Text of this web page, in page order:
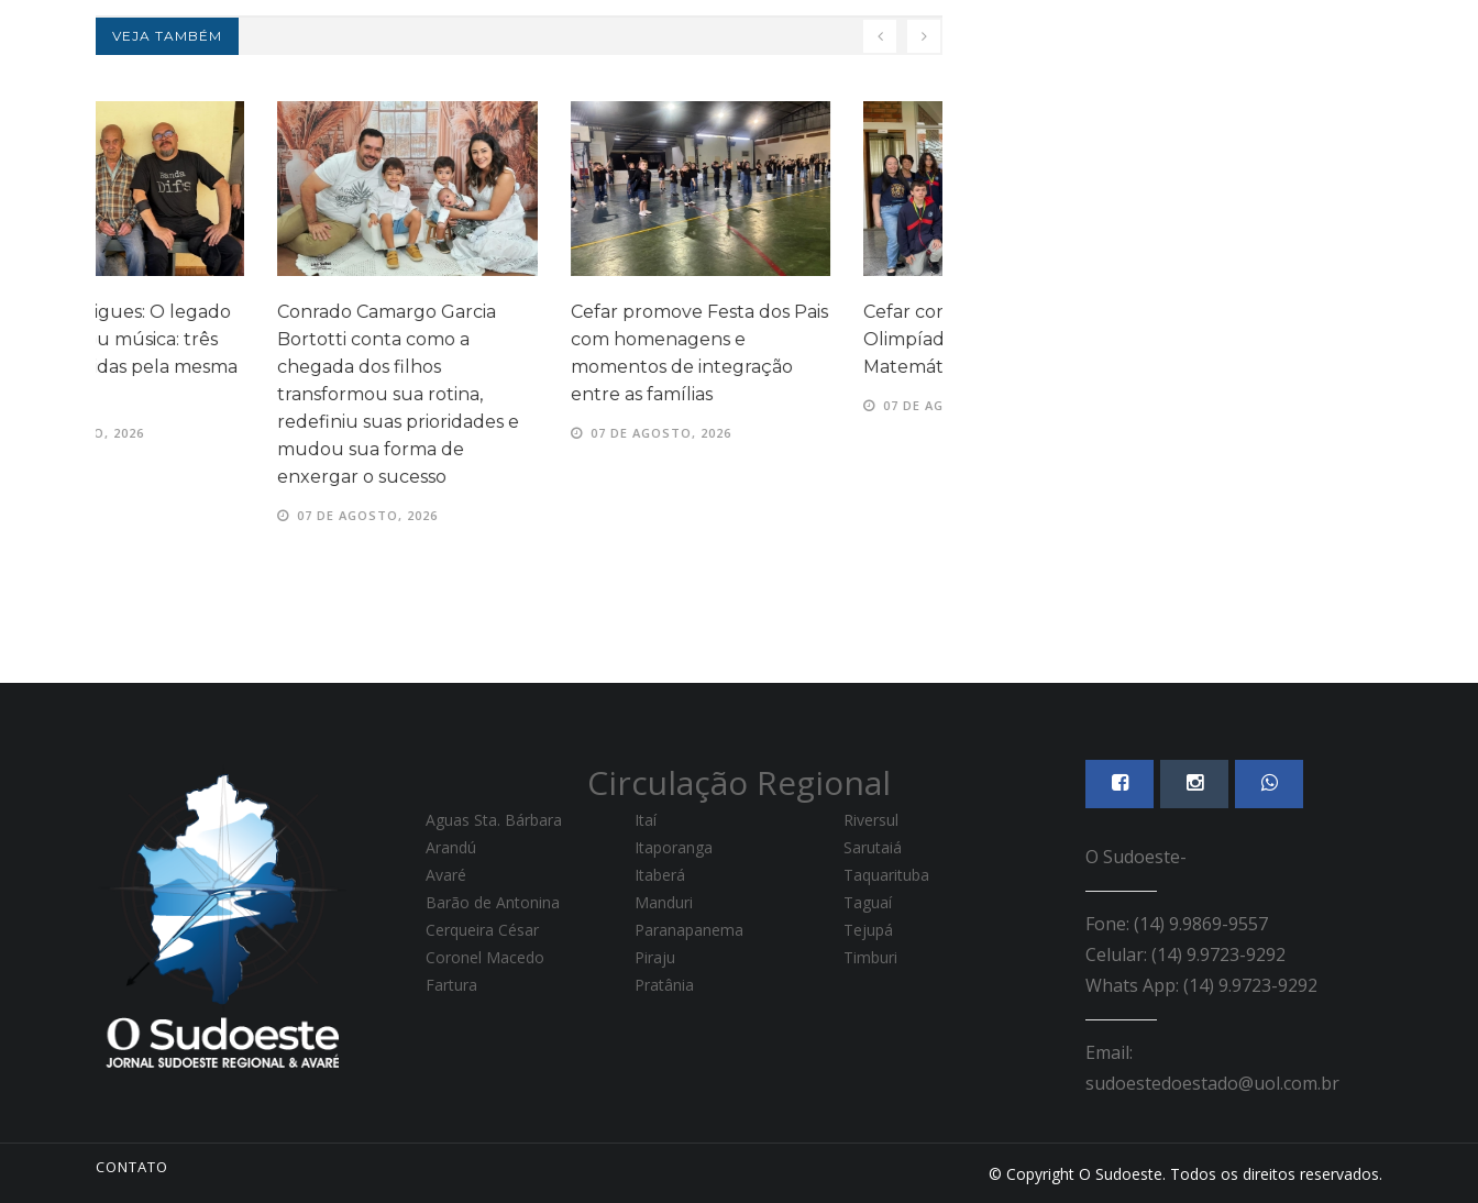
VEJA TAMBÉM
Conrado Camargo Garcia
Bortotti conta como a
chegada dos filhos
transformou sua rotina,
redefiniu suas prioridades e
mudou sua forma de
Cefar promove Festa dos Pais
com homenagens e
momentos de integração
entre as famílias
07 DE AGOSTO, 2026
Cefar conquista medalhas na
Olimpíada Canguru de
Matemática
07 DE AGOSTO, 2026
Circulação Regional
Aguas Sta. Bárbara
Arandú
Avaré
Barão de Antonina
Cerqueira César
Coronel Macedo
Fartura
Itaí
Itaporanga
Itaberá
Manduri
Paranapanema
Piraju
Pratânia
Riversul
Sarutaiá
Taquarituba
Taguaí
Tejupá
Timburi
O Sudoeste-
Fone: (14) 9.9869-9557
Celular: (14) 9.9723-9292
Whats App: (14) 9.9723-9292
Email:
sudoestedoestado@uol.com.br
CONTATO © Copyright O Sudoeste. Todos os direitos reservados.